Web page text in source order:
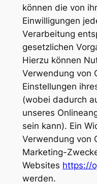
können die von
Einwilligungen
Verarbeitung
gesetzlichen
Hierzu können
Verwendung von
Einstellungen
(wobei dadurch
unseres
sein kann). Ein
Verwendung von
Marketing-
Websites https://
werden.